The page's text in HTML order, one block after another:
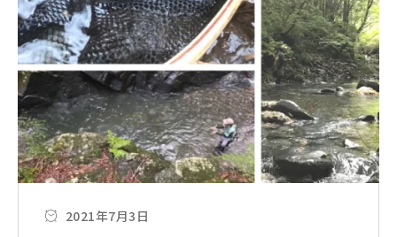
2021年7月3日